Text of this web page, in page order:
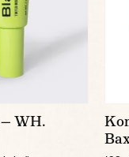
— WH.